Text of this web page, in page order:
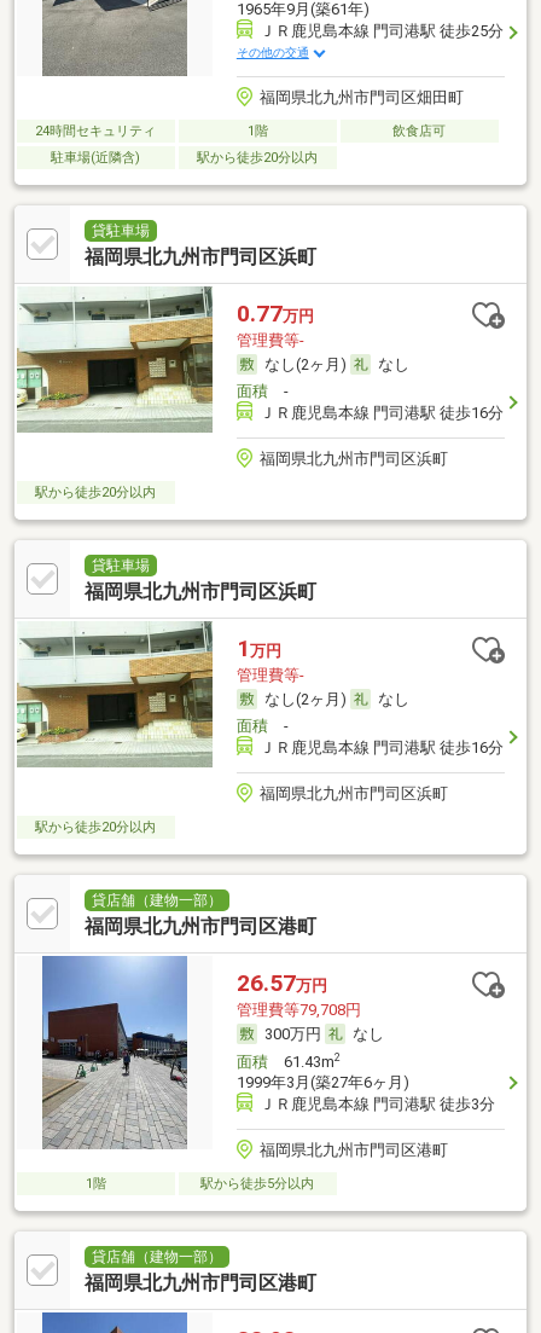
1965年9月(築61年)
ＪＲ鹿児島本線 門司港駅 徒歩25分
その他の交通
福岡県北九州市門司区畑田町
24時間セキュリティ 1階
飲食店可
駐車場(近隣含)
駅から徒歩20分以内
貸駐車場
福岡県北九州市門司区浜町
0.77万円
管理費等-
なし(2ヶ月)
なし
面積-
ＪＲ鹿児島本線 門司港駅 徒歩16分
福岡県北九州市門司区浜町
駅から徒歩20分以内
貸駐車場
福岡県北九州市門司区浜町
1 万円
管理費等-
なし(2ヶ月)
なし
面積-
ＪＲ鹿児島本線 門司港駅 徒歩16分
福岡県北九州市門司区浜町
駅から徒歩20分以内
貸店舗（建物一部）
福岡県北九州市門司区港町
26.57万円
管理費等79,708円
300万円
なし
面積61.43m2
1999年3月(築27年6ヶ月)
ＪＲ鹿児島本線 門司港駅 徒歩3分
福岡県北九州市門司区港町
1階 駅から徒歩5分以内
貸店舗（建物一部）
福岡県北九州市門司区港町